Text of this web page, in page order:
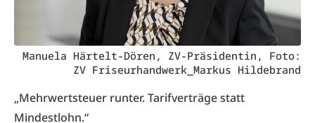
Manuela Härtelt-Dören, ZV-Präsidentin, Foto:
ZV Friseurhandwerk_Markus Hildebrand
„Mehrwertsteuer runter. Tarifverträge statt
Mindestlohn.“